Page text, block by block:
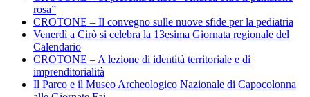
rosa”
CROTONE – Il convegno sulle nuove sfide per la pediatria
Venerdì a Cirò si celebra la 13esima Giornata regionale del
Calendario
CROTONE – A lezione di identità territoriale e di
imprenditorialità
Il Parco e il Museo Archeologico Nazionale di Capocolonna